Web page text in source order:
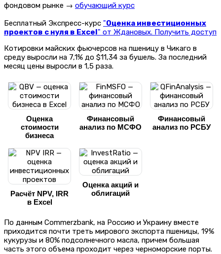
фондовом рынке → обучающий курс
Бесплатный Экспресс-курс "Оценка инвестиционных
проектов с нуля в Excel" от Ждановых. Получить доступ
Котировки майских фьючерсов на пшеницу в Чикаго в
среду выросли на 7,1% до $11,34 за бушель. За последний
месяц цены выросли в 1,5 раза.
Оценка
стоимости
бизнеса
Финансовый
анализ по МСФО
Финансовый
анализ по РСБУ
Расчёт NPV, IRR
в Excel
Оценка акций и
облигаций
По данным Commerzbank, на Россию и Украину вместе
приходится почти треть мирового экспорта пшеницы, 19%
кукурузы и 80% подсолнечного масла, причем большая
часть этого объема проходит через черноморские порты.